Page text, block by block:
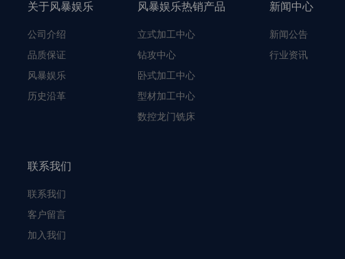
关于风暴娱乐
公司介绍
品质保证
风暴娱乐
历史沿革
风暴娱乐热销产品
立式加工中心
钻攻中心
卧式加工中心
型材加工中心
数控龙门铣床
新闻中心
新闻公告
行业资讯
联系我们
联系我们
客户留言
加入我们